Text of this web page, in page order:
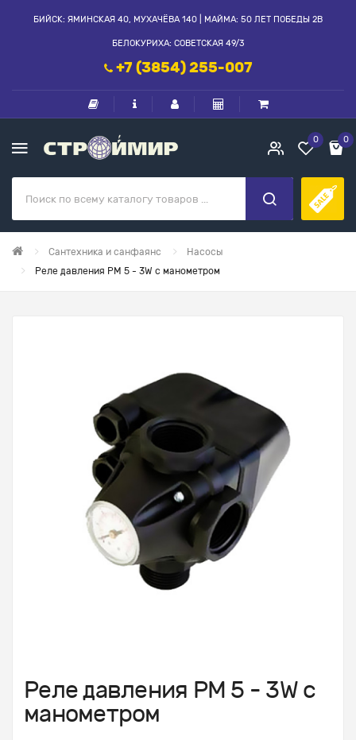
БИЙСК: ЯМИНСКАЯ 40, МУХАЧЁВА 140 | МАЙМА: 50 ЛЕТ ПОБЕДЫ 2В
БЕЛОКУРИХА: СОВЕТСКАЯ 49/3
+7 (3854) 255-007
0 0
Сантехника и санфаянс
Насосы
Реле давления РМ 5 - 3W с манометром
Реле давления РМ 5 - 3W с
манометром